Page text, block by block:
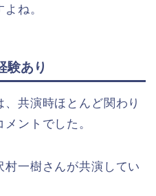
ね。
験あり
共演時ほとんど関わり
ントでした。
一樹さんが共演してい